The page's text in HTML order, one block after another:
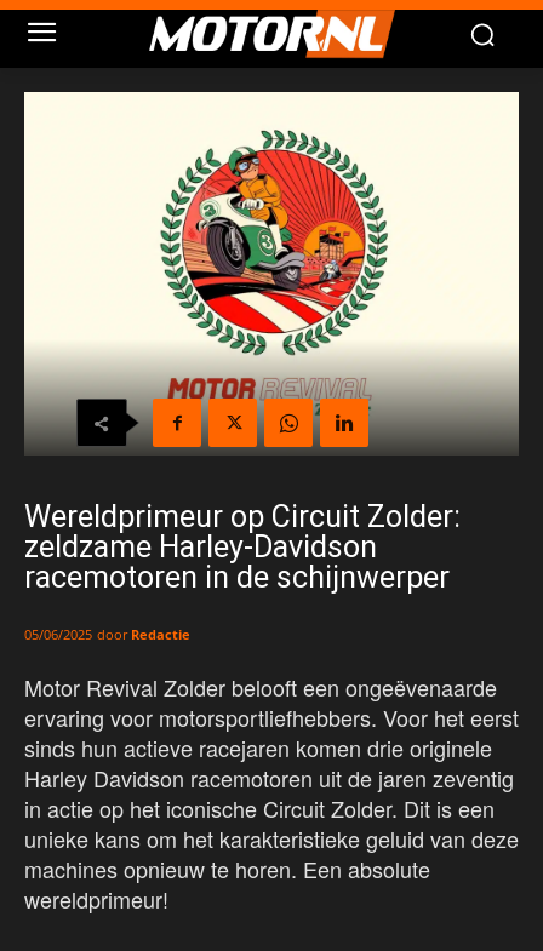
Wereldprimeur op Circuit Zolder:
zeldzame Harley-Davidson
racemotoren in de schijnwerper
05/06/2025 door Redactie
Motor Revival Zolder belooft een ongeëvenaarde
ervaring voor motorsportliefhebbers. Voor het eerst
sinds hun actieve racejaren komen drie originele
Harley Davidson racemotoren uit de jaren zeventig
in actie op het iconische Circuit Zolder. Dit is een
unieke kans om het karakteristieke geluid van deze
machines opnieuw te horen. Een absolute
wereldprimeur!